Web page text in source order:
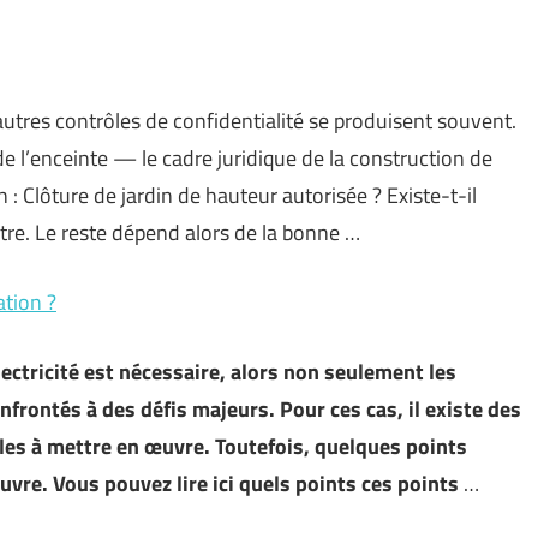
contrôles de confidentialité se produisent souvent.
l’enceinte — le cadre juridique de la construction de
Clôture de jardin de hauteur autorisée ? Existe-t-il
Le reste dépend alors de la bonne …
?
est nécessaire, alors non seulement les
à des défis majeurs. Pour ces cas, il existe des
à mettre en œuvre. Toutefois, quelques points
Vous pouvez lire ici quels points ces points …